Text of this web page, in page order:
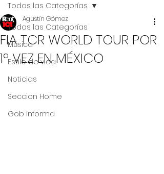
Todas las Categorías
Música
Estilo de vida
Noticias
Seccion Home
Gob Informa
Todas las Categorías
FIA TCR WORLD TOUR POR
1ª VEZ EN MÉXICO
Agustín Gómez